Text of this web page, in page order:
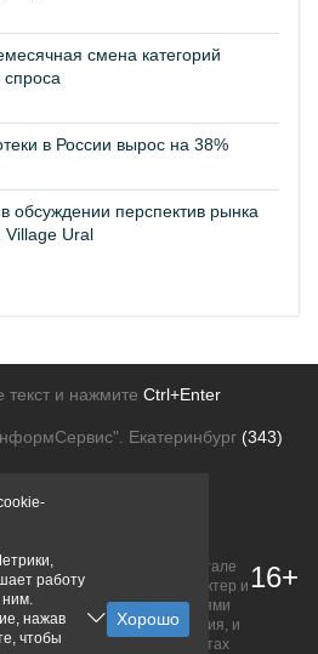
смена категорий
спроса
в России вырос на 38%
обсуждении перспектив рынка
Ural
и нажмите Ctrl+Enter
Екатеринбург (343)
рекламодателей
размещенная на портале
ознакомительный характер и
определяемой положениями
точного и полного описания, и
условия уточняйте на сайтах
16+
работу
ним.
нажав
чтобы